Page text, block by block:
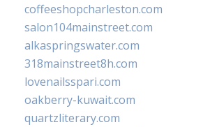
coffeeshopcharleston.com
salon104mainstreet.com
alkaspringswater.com
318mainstreet8h.com
lovenailsspari.com
oakberry-kuwait.com
quartzliterary.com